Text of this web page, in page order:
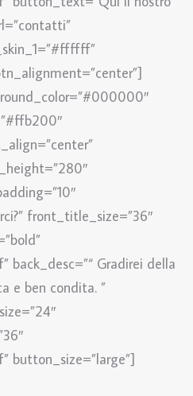
front_title_size=”36″
Gradirei della
e ben condita. ”
button_size=”large”]